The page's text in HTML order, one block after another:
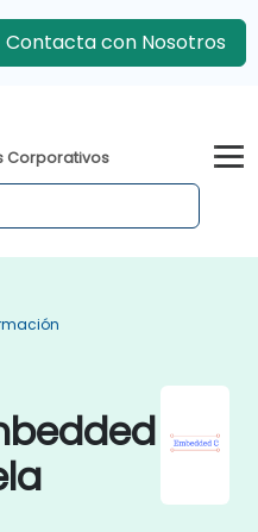
Contacta con Nosotros
Corporativos